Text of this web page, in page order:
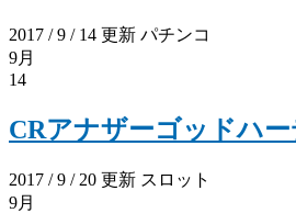
2017 / 9 / 14 更新 パチンコ
9月
14
CRアナザーゴッドハ
2017 / 9 / 20 更新 スロット
9月